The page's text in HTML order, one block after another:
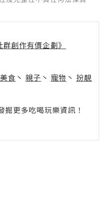
創作有價企劃》
美食 丶 親子 丶 寵物 丶 扮靚
更多吃喝玩樂資訊！